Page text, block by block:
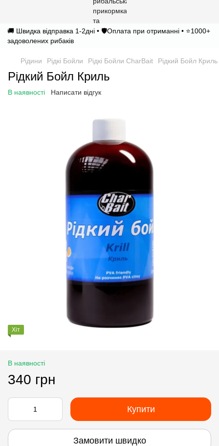
🚚 Швидка відправка 1-2дні • 🛡️Оплата при отриманні • ⭐1000+
задоволених рибаків
Рідини Рідкі Бойли Рідкі Бойли CharBait Рідкий Бойл Криль
Рідкий Бойл Криль
В наявності Написати відгук
Хіт
В наявності
340 грн
Купити
Замовити швидко